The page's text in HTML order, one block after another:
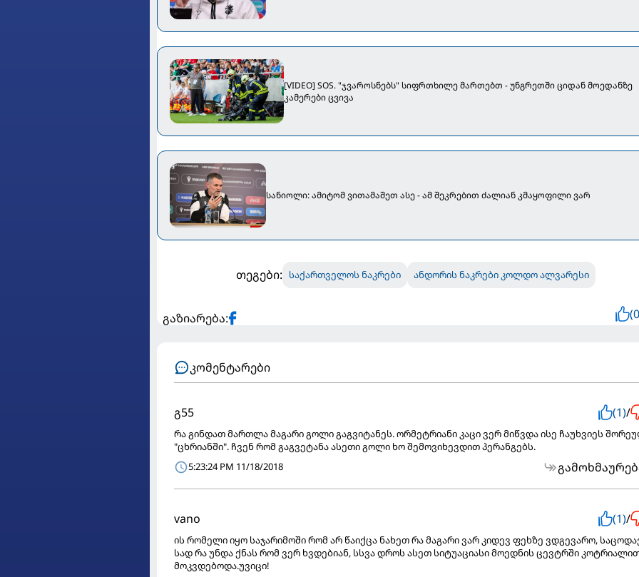
[VIDEO] SOS. "ჯვაროსნებს" სიფრთხილე მართებთ - უნგრეთში ციდან მოედანზე
კამერები ცვივა
სანიოლი: ამიტომ ვითამაშეთ ასე - ამ შეკრებით ძალიან კმაყოფილი ვარ
თეგები: საქართველოს ნაკრები ანდორის ნაკრები კოლდო ალვარესი
გაზიარება:
კომენტარები
გ55 (1)/
რა გინდათ მართლა მაგარი გოლი გაგვიტანეს. ორმეტრიანი კაცი ვერ მიწვდა ისე ჩაუხვიეს
"ცხრიანში". ჩვენ რომ გაგვეტანა ასეთი გოლი ხო შემოვიხევდით პერანგებს.
5:23:24 PM 11/18/2018
vano (1)/
ის რომელი იყო საჯარიმოში რომ არ წაიქცა ნახეთ რა მაგარი ვარ კიდევ ფეხზე ვდგევარო,
სად რა უნდა ქნას რომ ვერ ხვდებიან, სსვა დროს ასეთ სიტუაციასი მოედნის ცევტრში
მოკვდებოდა.უვიცი!